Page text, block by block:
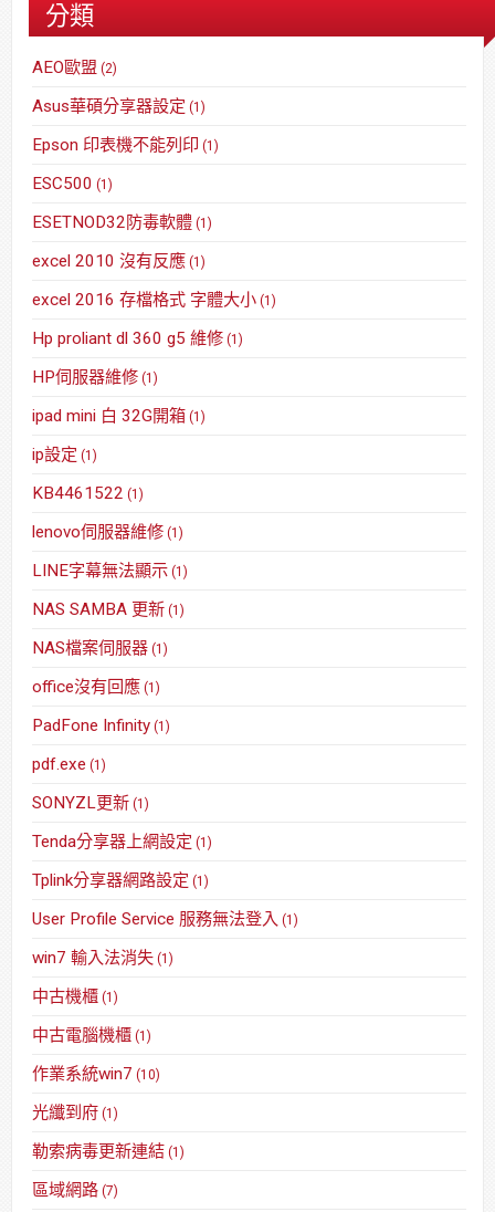
分類
AEO歐盟 (2)
Asus華碩分享器設定 (1)
Epson 印表機不能列印 (1)
ESC500 (1)
ESETNOD32防毒軟體 (1)
excel 2010 沒有反應 (1)
excel 2016 存檔格式 字體大小 (1)
Hp proliant dl 360 g5 維修 (1)
HP伺服器維修 (1)
ipad mini 白 32G開箱 (1)
ip設定 (1)
KB4461522 (1)
lenovo伺服器維修 (1)
LINE字幕無法顯示 (1)
NAS SAMBA 更新 (1)
NAS檔案伺服器 (1)
office沒有回應 (1)
PadFone Infinity (1)
pdf.exe (1)
SONYZL更新 (1)
Tenda分享器上網設定 (1)
Tplink分享器網路設定 (1)
User Profile Service 服務無法登入 (1)
win7 輸入法消失 (1)
中古機櫃 (1)
中古電腦機櫃 (1)
作業系統win7 (10)
光纖到府 (1)
勒索病毒更新連結 (1)
區域網路 (7)